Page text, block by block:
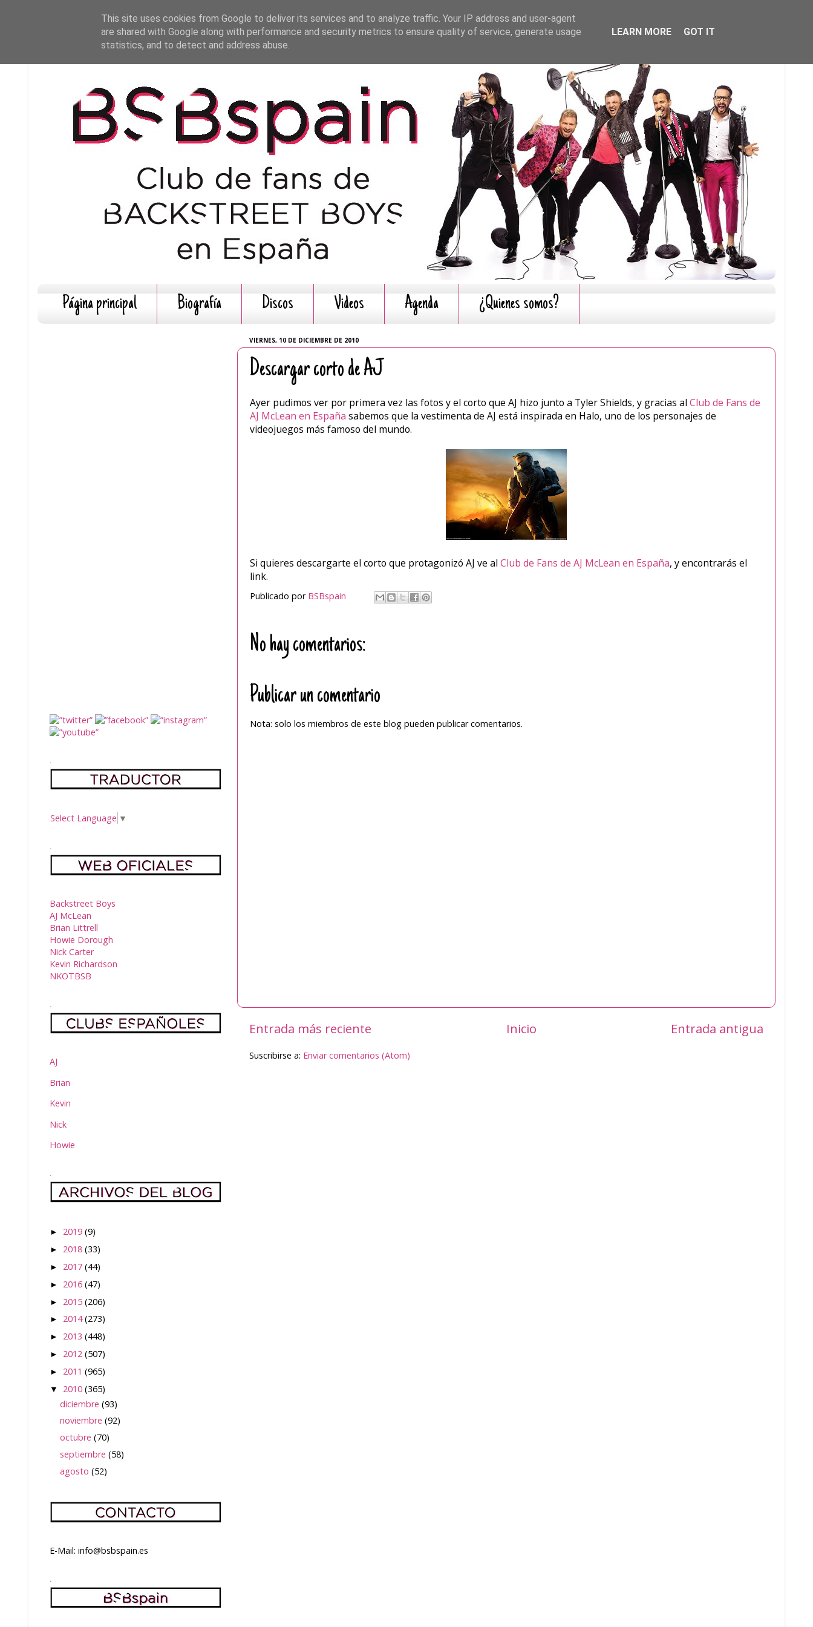
Página principal Biografía Discos Videos Agenda ¿Quienes somos?
VIERNES, 10 DE DICIEMBRE DE 2010
Descargar corto de AJ
Ayer pudimos ver por primera vez las fotos y el corto que AJ hizo junto a Tyler Shields, y gracias al Club de Fans de
AJ McLean en España sabemos que la vestimenta de AJ está inspirada en Halo, uno de los personajes de
videojuegos más famoso del mundo.
Si quieres descargarte el corto que protagonizó AJ ve al Club de Fans de AJ McLean en España, y encontrarás el
link.
Publicado por BSBspain
No hay comentarios:
Publicar un comentario
Nota: solo los miembros de este blog pueden publicar comentarios.
Entrada más reciente Entrada antigua
Inicio
Suscribirse a: Enviar comentarios (Atom)
.
Select Language ▼
.
Backstreet Boys
AJ McLean
Brian Littrell
Howie Dorough
Nick Carter
Kevin Richardson
NKOTBSB
.
AJ
Brian
Kevin
Nick
Howie
.
► 2019 (9)
► 2018 (33)
► 2017 (44)
► 2016 (47)
► 2015 (206)
► 2014(273)
► 2013 (448)
► 2012 (507)
► 2011 (965)
▼ 2010 (365)
diciembre(93)
noviembre(92)
octubre(70)
septiembre(58)
agosto(52)
E-Mail: info@bsbspain.es
.
This site uses cookies from Google to deliver its services and to analyze traffic. Your IP address and user-agent
are shared with Google along with performance and security metrics to ensure quality of service, generate usage
statistics, and to detect and address abuse.
LEARN MORE GOT IT